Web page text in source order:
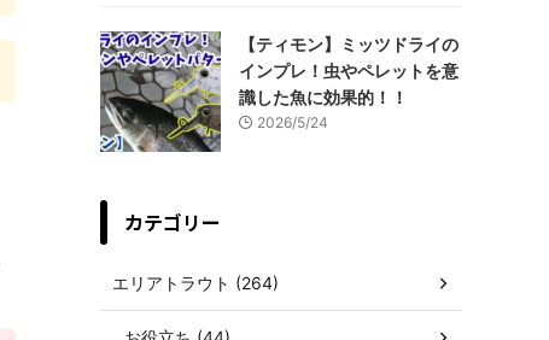
【ティモン】ミッツドライの
インプレ！虫やペレットを意
識した魚に効果的！！
2026/5/24
カテゴリー
エリアトラウト (264)